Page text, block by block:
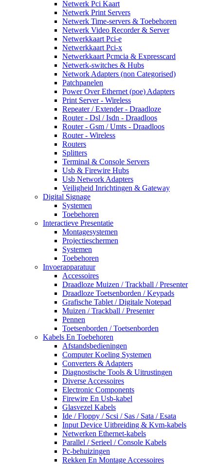
Netwerk Pci Kaart
Netwerk Print Servers
Netwerk Time-servers & Toebehoren
Netwerk Video Recorder & Server
Netwerkkaart Pci-e
Netwerkkaart Pci-x
Netwerkkaart Pcmcia & Expresscard
Netwerk-switches & Hubs
Network Adapters (non Categorised)
Patchpanelen
Power Over Ethernet (poe) Adapters
Print Server - Wireless
Repeater / Extender - Draadloze
Router - Dsl / Isdn - Draadloos
Router - Gsm / Umts - Draadloos
Router - Wireless
Routers
Splitters
Terminal & Console Servers
Usb & Firewire Hubs
Usb Network Adapters
Veiligheid Inrichtingen & Gateway
Digital Signage
Systemen
Toebehoren
Interactieve Presentatie
Montagesystemen
Projectieschermen
Systemen
Toebehoren
Invoerapparatuur
Accessoires
Draadloze Muizen / Trackball / Presenter
Draadloze Toetsenborden / Keypads
Grafische Tablet / Digitale Notepad
Muizen / Trackball / Presenter
Pennen
Toetsenborden / Toetsenborden
Kabels En Toebehoren
Afstandsbedieningen
Computer Koeling Systemen
Converters & Adapters
Diagnostische Tools & Uitrustingen
Diverse Accessoires
Electronic Components
Firewire En Usb-kabel
Glasvezel Kabels
Ide / Floppy / Scsi / Sas / Sata / Esata
Input Device Uitbreiding & Kvm-kabels
Netwerken Ethernet-kabels
Parallel / Serieel / Console Kabels
Pc-behuizingen
Rekken En Montage Accessoires